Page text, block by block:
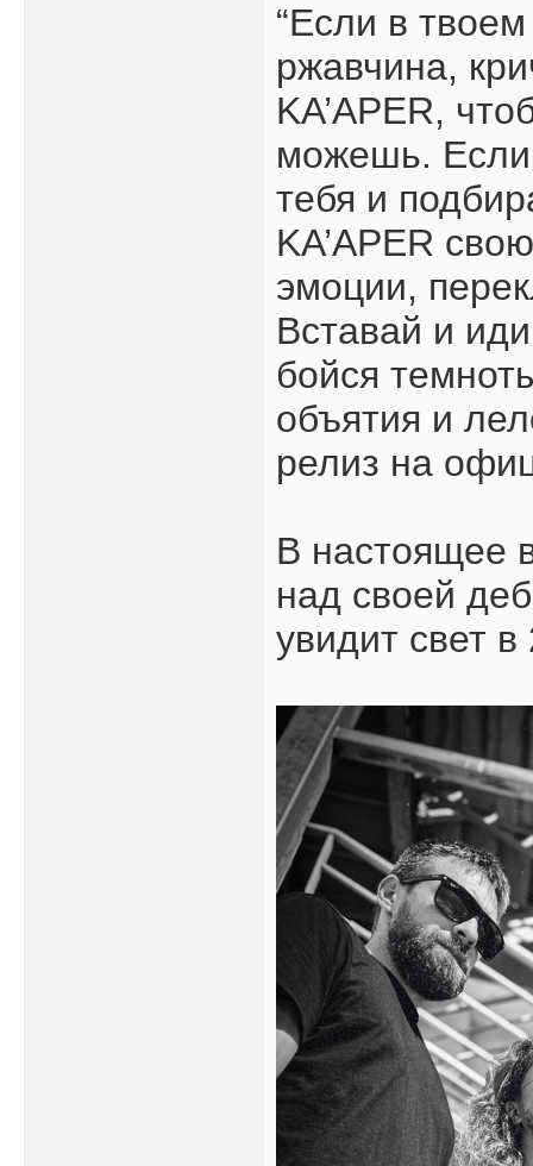
“Если в
ржавчина,
KA’APER,
можешь. Если
тебя и
KA’APER
эмоции,
Вставай и
бойся
объятия и
релиз на
В настоящее
над своей
увидит свет в